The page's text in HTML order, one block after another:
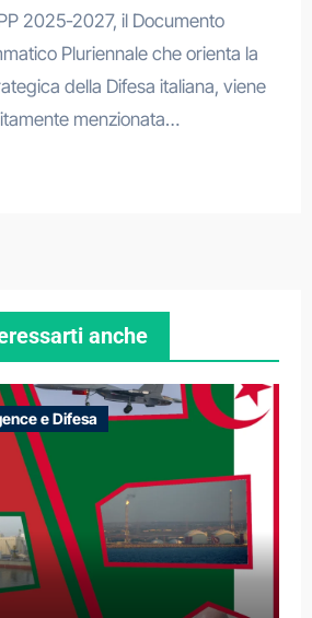
2025-2027, il Documento
Pluriennale che orienta la
della Difesa italiana, viene
menzionata…
anche
e Difesa